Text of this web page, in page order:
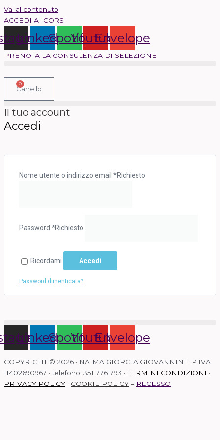
Vai al contenuto
ACCEDI AI CORSI
LinkedinSpotifyYoutube
Envelope
PRENOTA LA CONSULENZA DI SELEZIONE
0
Carrello
Il tuo account
Accedi
Nome utente o indirizzo email *Richiesto
Password *Richiesto
Ricordami Accedi
Password dimenticata?
LinkedinSpotifyYoutube
Envelope
COPYRIGHT © 2026 · NAIMA GIORGIA GIOVANNINI · P.IVA
11402690967 · telefono: 351 7761793 ·TERMINI CONDIZIONI ·
PRIVACY POLICY · COOKIE POLICY – RECESSO